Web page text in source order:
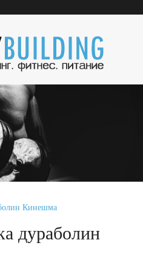
Кинешма
дураболин